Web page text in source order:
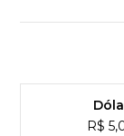
R$